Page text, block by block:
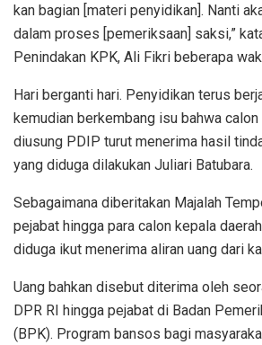
kan bagian [materi penyidikan]. Nanti
dalam proses [pemeriksaan] saksi,”
Penindakan KPK, Ali Fikri beberapa
Hari berganti hari. Penyidikan terus
kemudian berkembang isu bahwa
diusung PDIP turut menerima hasil
yang diduga dilakukan Juliari Batubara.
Sebagaimana diberitakan Majalah
pejabat hingga para calon kepala
diduga ikut menerima aliran uang dari
Uang bahkan disebut diterima oleh
DPR RI hingga pejabat di Badan
(BPK). Program bansos bagi